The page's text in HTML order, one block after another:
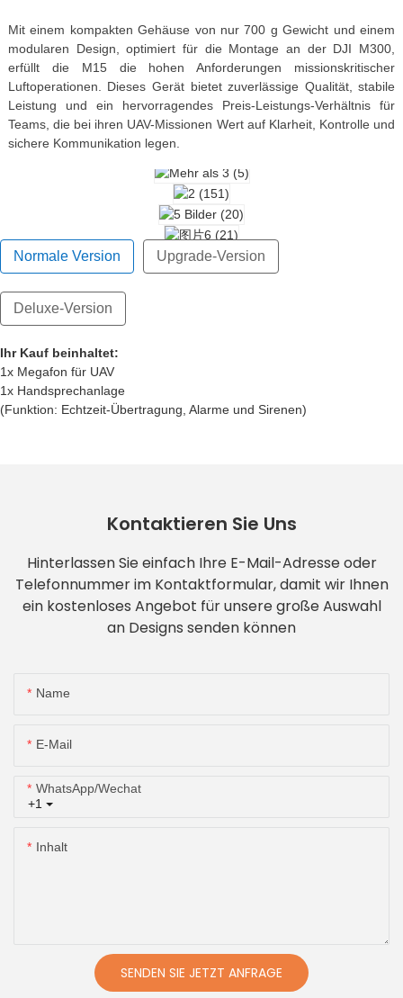
Mit einem kompakten Gehäuse von nur 700 g Gewicht und einem
modularen Design, optimiert für die Montage an der DJI M300,
erfüllt die M15 die hohen Anforderungen missionskritischer
Luftoperationen. Dieses Gerät bietet zuverlässige Qualität, stabile
Leistung und ein hervorragendes Preis-Leistungs-Verhältnis für
Teams, die bei ihren UAV-Missionen Wert auf Klarheit, Kontrolle und
sichere Kommunikation legen.
Normale Version Upgrade-Version
Deluxe-Version
Ihr Kauf beinhaltet:
1x Megafon für UAV
1x Handsprechanlage
(Funktion: Echtzeit-Übertragung, Alarme und Sirenen)
MP3-Funktion)
Kontaktieren Sie Uns
Hinterlassen Sie einfach Ihre E-Mail-Adresse oder
Telefonnummer im Kontaktformular, damit wir Ihnen
ein kostenloses Angebot für unsere große Auswahl
an Designs senden können
Name
E-Mail
+1
WhatsApp/Wechat
Inhalt
SENDEN SIE JETZT ANFRAGE